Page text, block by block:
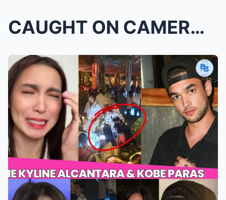
CAUGHT ON CAMERA! Kobe Paras EXPOSED for CHEATING ...